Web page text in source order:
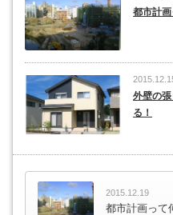
都市計画
外壁の
る！
2015.12.19
都市計画って